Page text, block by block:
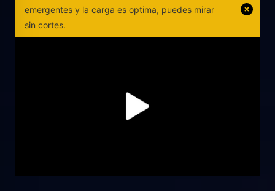
emergentes y la carga es optima, puedes mirar
sin cortes.